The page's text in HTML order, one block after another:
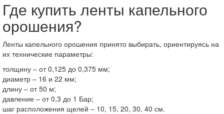
Где купить ленты капельного
орошения?
Ленты капельного орошения принято выбирать, ориентируясь на
их технические параметры:
толщину – от 0,125 до 0,375 мм;
диаметр – 16 и 22 мм;
длину – от 50 м;
давление – от 0,3 до 1 Бар;
шаг расположения щелей – 10, 15, 20, 30, 40 см.